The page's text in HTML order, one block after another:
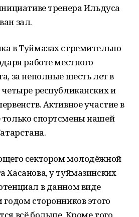
тренера Ильдуса
зал.
в Туймазах стремительно
работе местного
за неполные шесть лет в
четыре республиканских и
Активное участие в
спортсмены нашей
сектором молодёжной
Хасанова, у туймазинских
в данном виде
сторонников этого